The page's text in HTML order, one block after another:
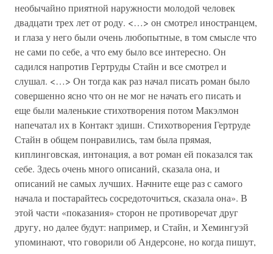
необычайно приятной наружности молодой человек
двадцати трех лет от роду. <…> он смотрел иностранцем,
и глаза у него были очень любопытные, в том смысле что
не сами по себе, а что ему было все интересно. Он
садился напротив Гертруды Стайн и все смотрел и
слушал. <…> Он тогда как раз начал писать роман было
совершенно ясно что он не мог не начать его писать и
еще были маленькие стихотворения потом Макэлмон
напечатал их в Контакт эдишн. Стихотворения Гертруде
Стайн в общем понравились, там была прямая,
киплинговская, интонация, а вот роман ей показался так
себе. Здесь очень много описаний, сказала она, и
описаний не самых лучших. Начните еще раз с самого
начала и постарайтесь сосредоточиться, сказала она». В
этой части «показания» сторон не противоречат друг
другу, но далее будут: например, и Стайн, и Хемингуэй
упоминают, что говорили об Андерсоне, но когда пишут,